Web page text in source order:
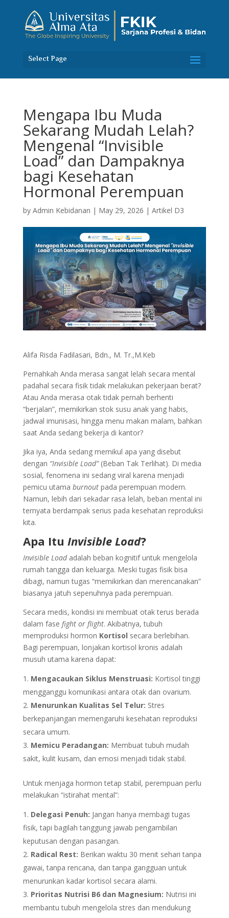
Select Page
Mengapa Ibu Muda
Sekarang Mudah Lelah?
Mengenal “Invisible
Load” dan Dampaknya
bagi Kesehatan
Hormonal Perempuan
by Admin Kebidanan | May 29, 2026 | Artikel D3
Alifa Risda Fadilasari, Bdn., M. Tr.,M.Keb
Pernahkah Anda merasa sangat lelah secara mental
padahal secara fisik tidak melakukan pekerjaan berat?
Atau Anda merasa otak tidak pernah berhenti
“berjalan”, memikirkan stok susu anak yang habis,
jadwal imunisasi, hingga menu makan malam, bahkan
saat Anda sedang bekerja di kantor?
Jika iya, Anda sedang memikul apa yang disebut
dengan “Invisible Load”(Beban Tak Terlihat). Di media
sosial, fenomena ini sedang viral karena menjadi
pemicu utama burnoutpada perempuan modern.
Namun, lebih dari sekadar rasa lelah, beban mental ini
ternyata berdampak serius pada kesehatan reproduksi
kita.
Apa Itu Invisible Load?
Invisible Loadadalah beban kognitif untuk mengelola
rumah tangga dan keluarga. Meski tugas fisik bisa
dibagi, namun tugas “memikirkan dan merencanakan”
biasanya jatuh sepenuhnya pada perempuan.
Secara medis, kondisi ini membuat otak terus berada
dalam fase fight or flight. Akibatnya, tubuh
memproduksi hormon Kortisol secara berlebihan.
Bagi perempuan, lonjakan kortisol kronis adalah
musuh utama karena dapat:
Mengacaukan Siklus Menstruasi: Kortisol tinggi
mengganggu komunikasi antara otak dan ovarium.
Menurunkan Kualitas Sel Telur: Stres
berkepanjangan memengaruhi kesehatan reproduksi
secara umum.
Memicu Peradangan: Membuat tubuh mudah
sakit, kulit kusam, dan emosi menjadi tidak stabil.
Untuk menjaga hormon tetap stabil, perempuan perlu
melakukan “istirahat mental”:
Delegasi Penuh: Jangan hanya membagi tugas
fisik, tapi bagilah tanggung jawab pengambilan
keputusan dengan pasangan.
Radical Rest: Berikan waktu 30 menit sehari tanpa
gawai, tanpa rencana, dan tanpa gangguan untuk
menurunkan kadar kortisol secara alami.
Prioritas Nutrisi B6 dan Magnesium: Nutrisi ini
membantu tubuh mengelola stres dan mendukung